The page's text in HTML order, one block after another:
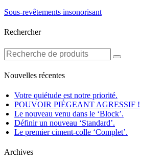
Sous-revêtements insonorisant
Rechercher
Nouvelles récentes
Votre quiétude est notre priorité.
POUVOIR PIÉGEANT AGRESSIF !
Le nouveau venu dans le ‘Block’.
Définir un nouveau ‘Standard’.
Le premier ciment-colle ‘Complet’.
Archives